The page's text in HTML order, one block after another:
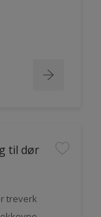
til dør
treverk